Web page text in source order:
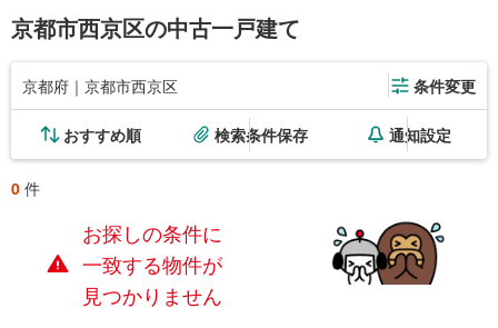
京都市西京区の中古一戸建て
京都府｜京都市西京区 条件変更
おすすめ順 検索条件保存 通知設定
0 件
お探しの条件に
一致する物件が
見つかりません